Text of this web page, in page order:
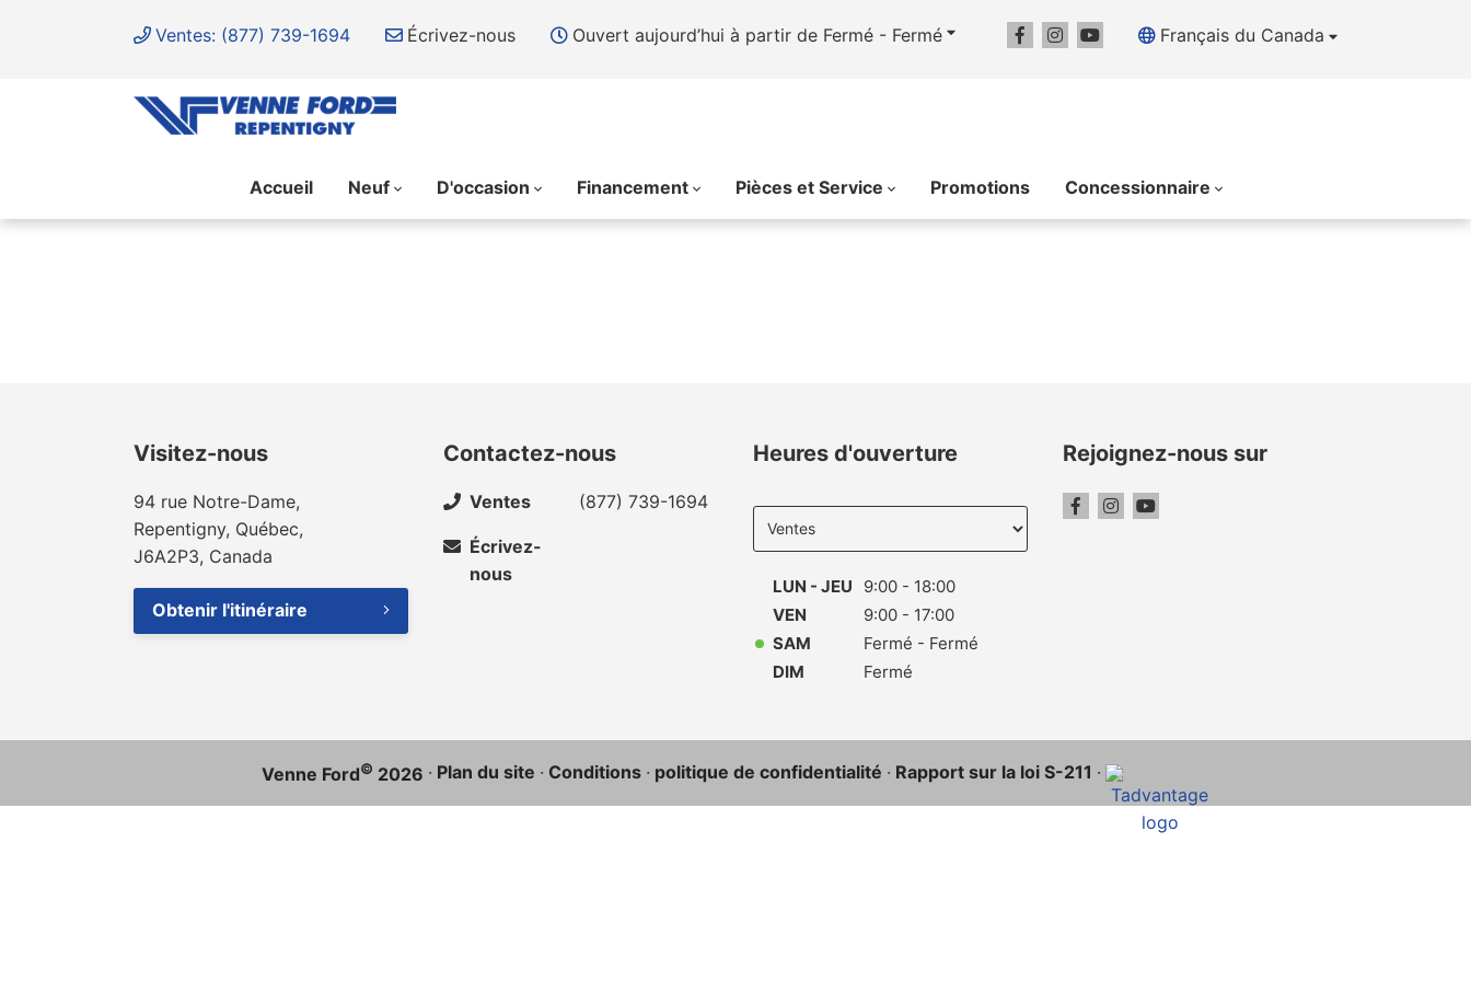
Ventes: (877) 739-1694 Écrivez-nous Ouvert aujourd’hui à partir de Fermé - Fermé Français du Canada
Accueil Neuf D'occasion Financement Pièces et Service Promotions Concessionnaire
Visitez-nous
94 rue Notre-Dame,
Repentigny, Québec,
J6A2P3, Canada
Obtenir l'itinéraire
Contactez-nous
Ventes (877) 739-1694
Écrivez-
nous
Heures d'ouverture
department
to display
LUN - JEU
9:00 - 18:00
VEN
9:00 - 17:00
SAM
Fermé - Fermé
DIM
Fermé
Rejoignez-nous sur
Venne Ford© 2026 · Plan du site · Conditions · politique de confidentialité · Rapport sur la loi S-211 ·